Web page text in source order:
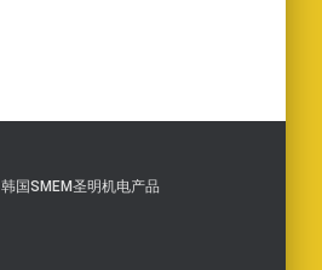
韩国SMEM圣明机电产品